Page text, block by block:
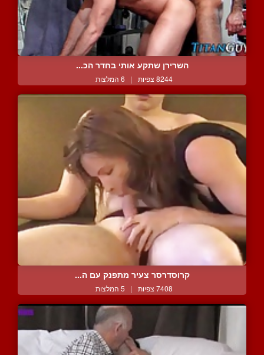
השרירן שתקע אותי בחדר הכ...
8244 צפיות | 6 המלצות
קרוסדרסר צעיר מתפנק עם ה...
7408 צפיות | 5 המלצות